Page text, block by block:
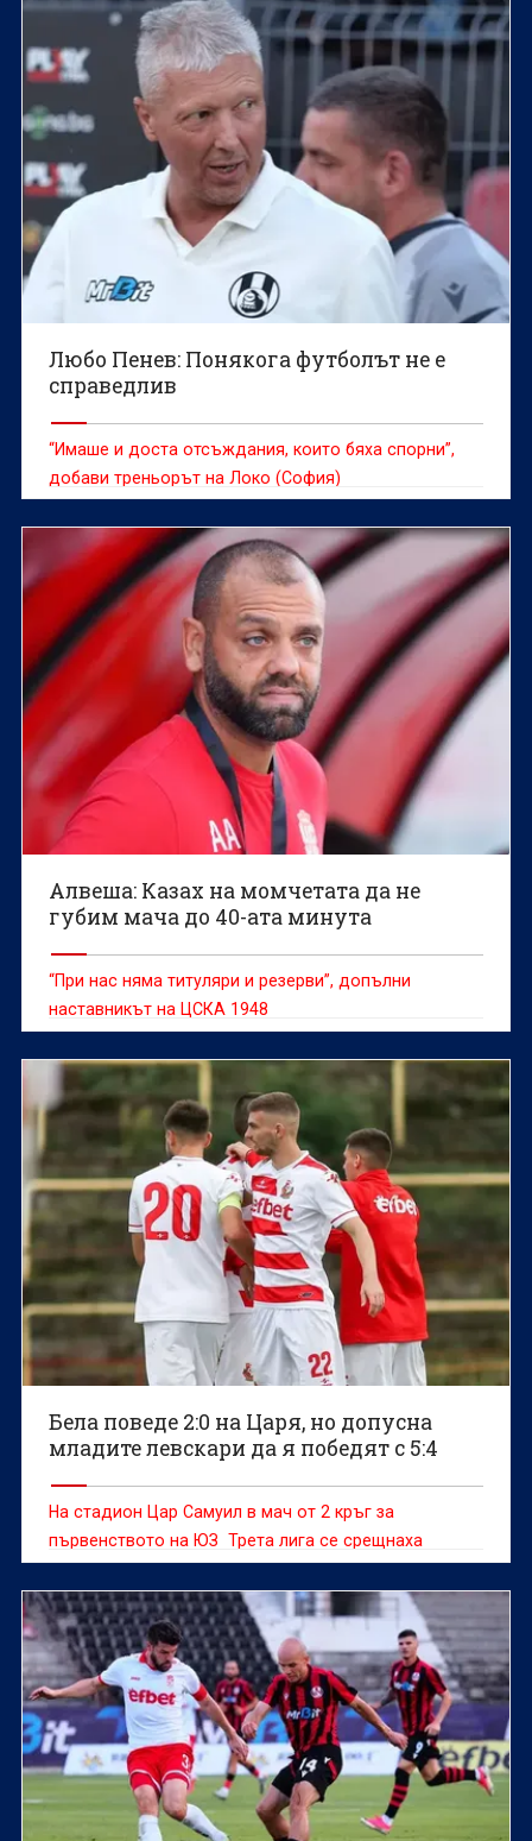
Любо Пенев: Понякога футболът не е
справедлив
“Имаше и доста отсъждания, които бяха спорни”,
добави треньорът на Локо (София)
Алвеша: Казах на момчетата да не
губим мача до 40-ата минута
“При нас няма титуляри и резерви”, допълни
наставникът на ЦСКА 1948
Бела поведе 2:0 на Царя, но допусна
младите левскари да я победят с 5:4
На стадион Цар Самуил в мач от 2 кръг за
първенството на ЮЗ Трета лига се срещнаха
мъжките отбори на Беласица Петрич и дубъла на
Левски София